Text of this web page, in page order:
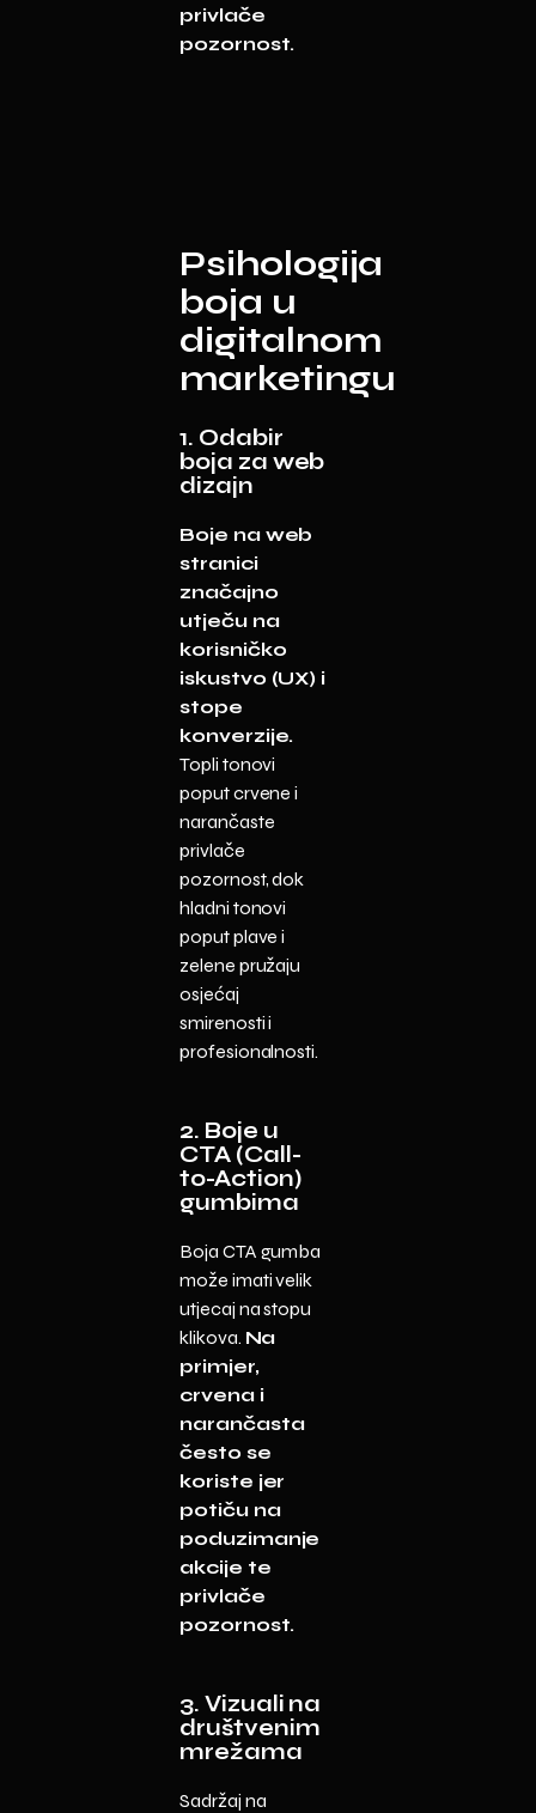
privlače
pozornost.
Psihologija
boja u
digitalnom
marketingu
1. Odabir
boja za web
dizajn
Boje na web
stranici
značajno
utječu na
korisničko
iskustvo (UX) i
stope
konverzije.
Topli tonovi
poput crvene i
narančaste
privlače
pozornost, dok
hladni tonovi
poput plave i
zelene pružaju
osjećaj
smirenosti i
profesionalnosti.
2. Boje u
CTA (Call-
to-Action)
gumbima
Boja CTA gumba
može imati velik
utjecaj na stopu
klikova. Na
primjer,
crvena i
narančasta
često se
koriste jer
potiču na
poduzimanje
akcije te
privlače
pozornost.
3. Vizuali na
društvenim
mrežama
Sadržaj na